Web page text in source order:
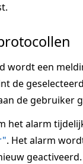
wordt een
de
de gebruiker
het alarm
. Het alarm